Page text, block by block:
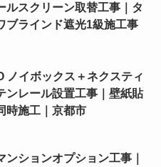
ルスクリーン取替工事｜タ
ブラインド遮光1級施工事
ノイボックス＋ネクスティ
ンレール設置工事｜壁紙貼
時施工｜京都市
ンションオプション工事｜